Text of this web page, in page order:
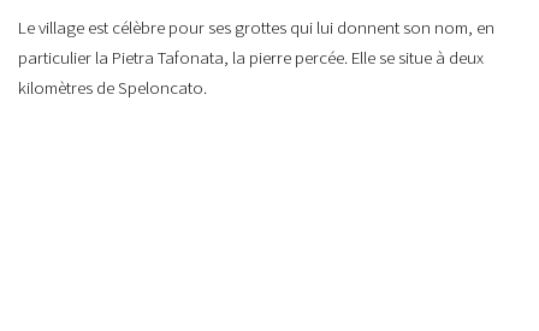
Le village est célèbre pour ses grottes qui lui donnent son nom, en
particulier la Pietra Tafonata, la pierre percée. Elle se situe à deux
kilomètres de Speloncato.